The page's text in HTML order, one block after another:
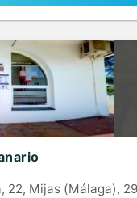
22, Mijas (Málaga),